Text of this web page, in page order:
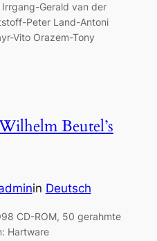
Gerald van der
Peter Land-Antoni
Vito Orazem-Tony
Beutel’s
in Deutsch
CD-ROM, 50 gerahmte
Hartware